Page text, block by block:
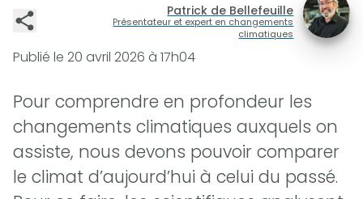
Patrick de Bellefeuille
Présentateur et expert en changements
climatiques
Publié le 20 avril 2026 à 17h04
Pour comprendre en profondeur les
changements climatiques auxquels on
assiste, nous devons pouvoir comparer
le climat d’aujourd’hui à celui du passé.